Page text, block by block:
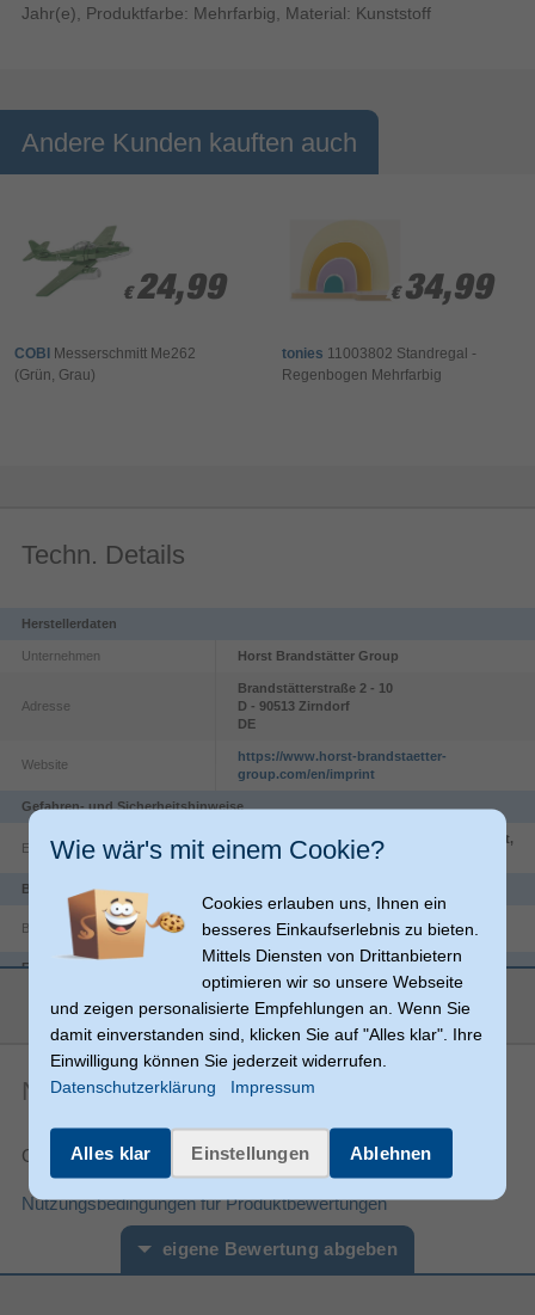
Jahr(e), Produktfarbe: Mehrfarbig, Material: Kunststoff
Andere Kunden kauften auch
€ 24,99
€ 24,99
COBI
Messerschmitt Me262
(Grün, Grau)
€ 34,99
€ 34,99
tonies 11003802 Standregal -
Regenbogen Mehrfarbig
Techn. Details
Herstellerdaten
Unternehmen Horst Brandstätter Group
Adresse
Brandstätterstraße 2 - 10
D - 90513 Zirndorf
DE
Website
https://www.horst-brandstaetter-
group.com/en/imprint
Gefahren- und Sicherheitshinweise
EU TSD Warnung
Nicht für Kinder unter 36 Monaten geeignet,
Kleine Teile. Erstickungsgefahr
Batterie
Batterien erforderlich
Funktionen
Figur enthalten
Kind
Vorgeschlagenes Geschlecht
Empfohlenes Alter in Jahren
(mind.)
Empfohlenes Alter in Jahren
mehr anzeigen
Noch keine Artikelbewertungen
Gesamtnote:
Nutzungsbedingungen für Produktbewertungen
eigene Bewertung abgeben
Wie wär's mit einem Cookie?
Cookies erlauben uns, Ihnen ein
besseres Einkaufserlebnis zu bieten.
Mittels Diensten von Drittanbietern
optimieren wir so unsere Webseite
und zeigen personalisierte Empfehlungen an. Wenn Sie
damit einverstanden sind, klicken Sie auf "Alles klar". Ihre
Einwilligung können Sie jederzeit widerrufen.
Datenschutzerklärung
Impressum
Alles klar Einstellungen Ablehnen